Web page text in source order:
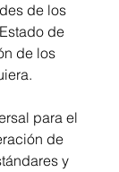
de los
de
de los
para el
de
y